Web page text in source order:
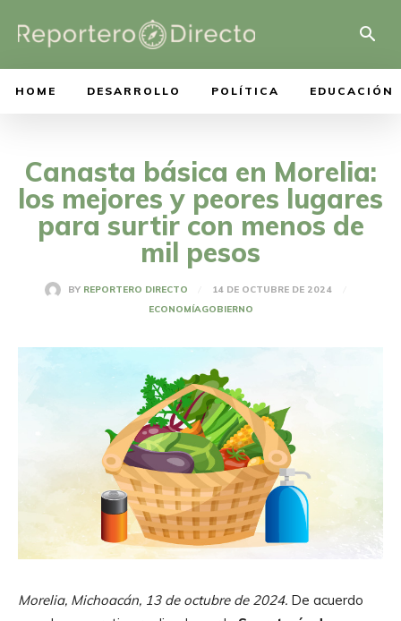
HOME DESARROLLO POLÍTICA EDUCACIÓN
Canasta básica en Morelia:
los mejores y peores lugares
para surtir con menos de
mil pesos
BY REPORTERO DIRECTO
14 DE OCTUBRE DE 2024
ECONOMÍAGOBIERNO
Morelia, Michoacán, 13 de octubre de 2024. De acuerdo